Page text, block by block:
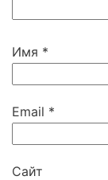
Имя *
Email *
Сайт